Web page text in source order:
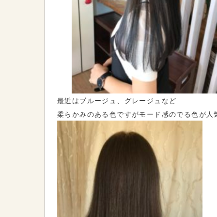
最近はブルージュ、グレージュなど
柔らかみのある色ですがモード感のでる色が人